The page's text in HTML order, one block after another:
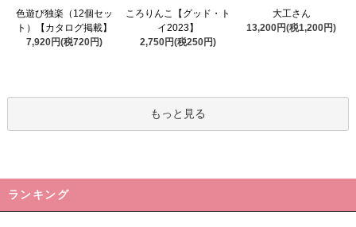
色遊び独楽（12個セッ
ト）【カタログ掲載】
7,920円(税720円)
ころりんこ【グッド・ト
イ2023】
2,750円(税250円)
大工さん
13,200円(税1,200円)
もっと見る
ランキング